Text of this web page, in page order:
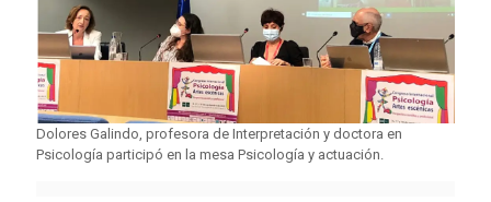
Dolores Galindo, profesora de Interpretación y doctora en
Psicología participó en la mesa Psicología y actuación.